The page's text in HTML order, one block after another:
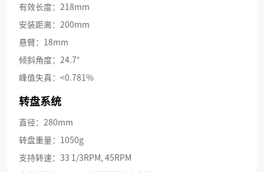
有效长度：218mm
安装距离：200mm
悬臂：18mm
倾斜角度：24.7°
峰值失真：<0.781%
转盘系统
直径：280mm
转盘重量：1050g
支持转速：33 1/3RPM, 45RPM